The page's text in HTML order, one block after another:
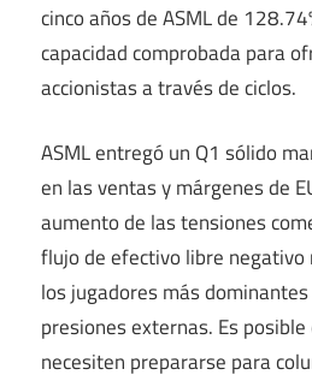
cinco años de ASML de
capacidad comprobada para
accionistas a través de ciclos.
ASML entregó un Q1 sólido
en las ventas y márgenes de
aumento de las tensiones
flujo de efectivo libre negativo
los jugadores más
presiones externas. Es
necesiten prepararse para